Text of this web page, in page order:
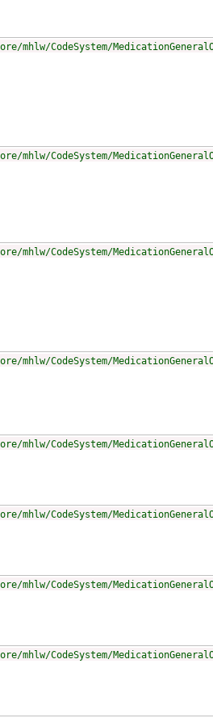
CodeSystem/
CodeSystem/
CodeSystem/
CodeSystem/
CodeSystem/
CodeSystem/
CodeSystem/
CodeSystem/